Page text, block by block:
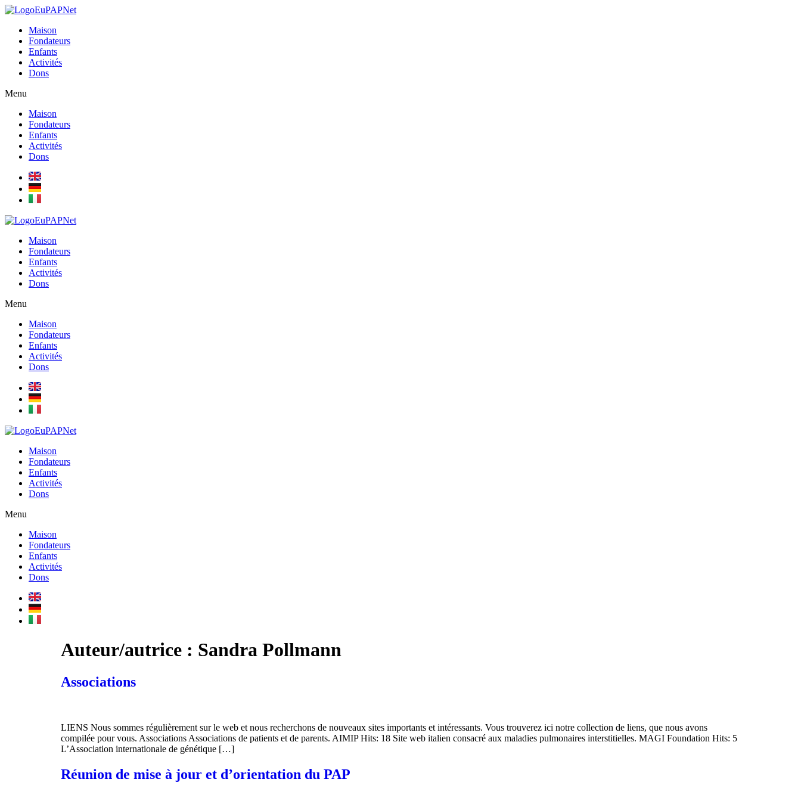
Aller
contenuMaison
Fondateurs
Enfants
Activités
Dons
Menu
Maison
Fondateurs
Enfants
Activités
Dons
Maison
Fondateurs
Enfants
Activités
Dons
Menu
Maison
Fondateurs
Enfants
Activités
Dons
Maison
Fondateurs
Enfants
Activités
Dons
Menu
Maison
Fondateurs
Enfants
Activités
Dons
Auteur/autrice : Sandra Pollmann
Associations
LIENS Nous sommes régulièrement sur le web et nous recherchons de nouveaux sites importants et intéressants. Vous trouverez ici notre collection de liens, que nous avons
compilée pour vous. Associations Associations de patients et de parents. AIMIP Hits: 18 Site web italien consacré aux maladies pulmonaires interstitielles. MAGI Foundation Hits: 5
L’Association internationale de génétique […]
Réunion de mise à jour et d’orientation du PAP